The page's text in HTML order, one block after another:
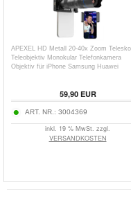
APEXEL HD Metall 20-40x Zoom
Teleobjektiv Monokular Telefonkamera
Objektiv für iPhone Samsung Huawei
59,90EUR
ART. NR.: 3004369
inkl. 19 % MwSt. zzgl.
VERSANDKOSTEN